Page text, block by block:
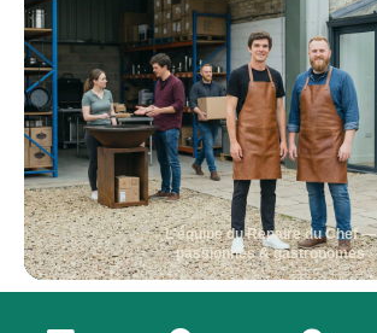
L'équipe du Repaire du Chef —
passionnés & gastronomes